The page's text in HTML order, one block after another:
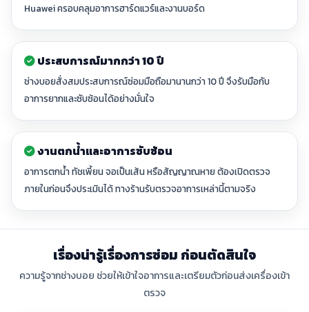
Huawei ครอบคลุมอาการฮาร์ดแวร์และงานบอร์ด
ประสบการณ์มากกว่า 10 ปี
ช่างบอยสั่งสมประสบการณ์ซ่อมมือถือมานานกว่า 10 ปี จึงรับมือกับ
อาการยากและซับซ้อนได้อย่างมั่นใจ
งานตกน้ำและอาการซับซ้อน
อาการตกน้ำ ทัชเพี้ยน จอเป็นเส้น หรือสัญญาณหาย ต้องเปิดตรวจ
ภายในก่อนจึงประเมินได้ ทางร้านรับตรวจอาการเหล่านี้ตามจริง
เรื่องน่ารู้เรื่องการซ่อม ก่อนตัดสินใจ
ความรู้จากช่างบอย ช่วยให้เข้าใจอาการและเตรียมตัวก่อนส่งเครื่องเข้า
ตรวจ